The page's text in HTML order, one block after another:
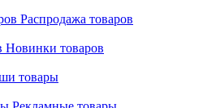
Распродажа товаров
Новинки товаров
товары